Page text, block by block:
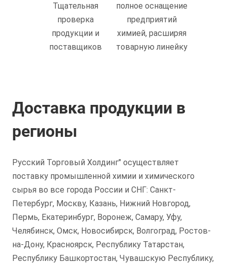
Тщательная
проверка
продукции и
поставщиков
полное оснащение
предприятий
химией, расширяя
товарную линейку
Доставка продукции в
регионы
Русский Торговый Холдинг" осуществляет
поставку промышленной химии и химического
сырья во все города России и СНГ: Санкт-
Петербург, Москву, Казань, Нижний Новгород,
Пермь, Екатеринбург, Воронеж, Самару, Уфу,
Челябинск, Омск, Новосибирск, Волгоград, Ростов-
на-Дону, Красноярск, Республику Татарстан,
Республику Башкортостан, Чувашскую Республику,